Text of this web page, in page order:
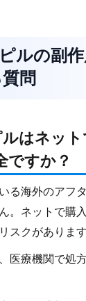
ルの副
問
はネッ
ですか？
る海外のアフ
。ネットで購
スクがあります
医療機関で処